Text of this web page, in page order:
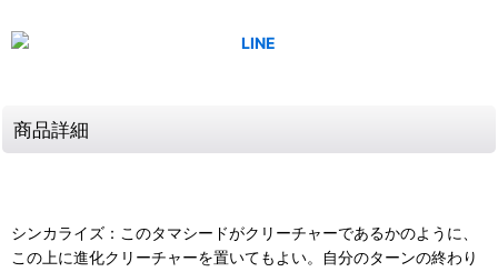
商品詳細
シンカライズ：このタマシードがクリーチャーであるかのように、
この上に進化クリーチャーを置いてもよい。自分のターンの終わり